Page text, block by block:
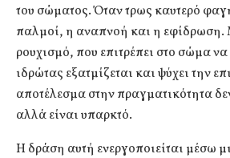
του σώματος. Όταν τρως καυτερό
παλμοί, η αναπνοή και η εφίδρωση.
ρουχισμό, που επιτρέπει στο σώμα να
ιδρώτας εξατμίζεται και ψύχει την
αποτέλεσμα στην πραγματικότητα
αλλά είναι υπαρκτό.
Η δράση αυτή ενεργοποιείται μέσω